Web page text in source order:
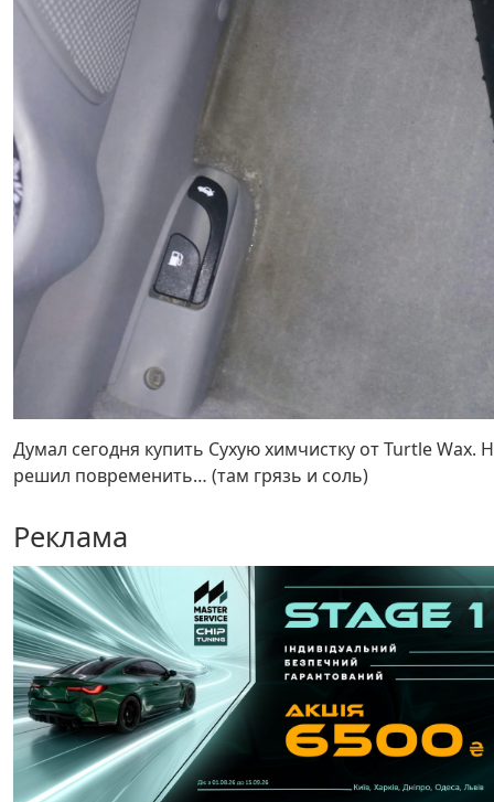
Думал сегодня купить Сухую химчистку от Turtle Wax.
решил повременить… (там грязь и соль)
Реклама